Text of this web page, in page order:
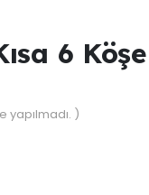
6 Köşe
yapılmadı. )